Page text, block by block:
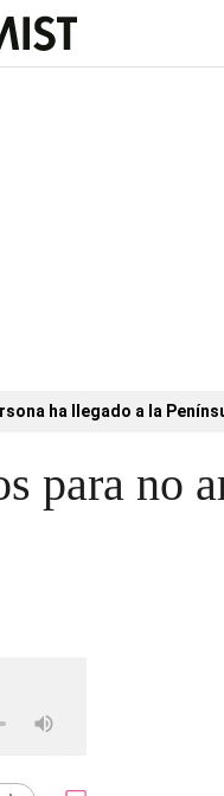
ha llegado a la
para no